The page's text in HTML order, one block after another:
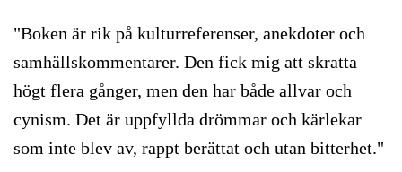
"Boken är rik på kulturreferenser, anekdoter och
samhällskommentarer. Den fick mig att skratta
högt flera gånger, men den har både allvar och
cynism. Det är uppfyllda drömmar och kärlekar
som inte blev av, rappt berättat och utan bitterhet."